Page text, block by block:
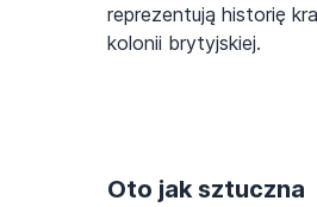
reprezentują historię
kolonii brytyjskiej.
Oto jak sztuczna